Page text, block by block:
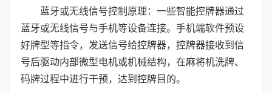
蓝牙或无线信号控制原理：一些智能控牌器通过
蓝牙或无线信号与手机等设备连接。手机端软件预设
好牌型等指令，发送信号给控牌器，控牌器接收到信
号后驱动内部微型电机或机械结构，在麻将机洗牌、
码牌过程中进行干预，达到控牌目的。